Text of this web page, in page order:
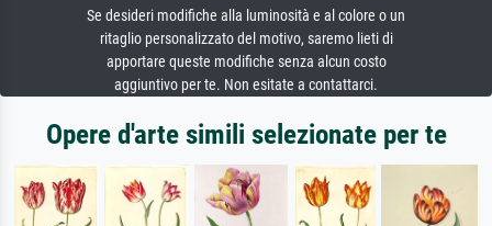
Se desideri modifiche alla luminosità e al colore o un
ritaglio personalizzato del motivo, saremo lieti di
apportare queste modifiche senza alcun costo
aggiuntivo per te. Non esitate a contattarci.
Opere d'arte simili selezionate per te